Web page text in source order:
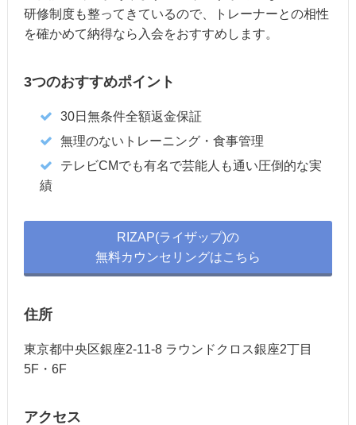
研修制度も整ってきているので、トレーナーとの相性
を確かめて納得なら入会をおすすめします。
3つのおすすめポイント
30日無条件全額返金保証
無理のないトレーニング・食事管理
テレビCMでも有名で芸能人も通い圧倒的な実
績
RIZAP(ライザップ)の
無料カウンセリングはこちら
住所
東京都中央区銀座2-11-8 ラウンドクロス銀座2丁目
5F・6F
アクセス